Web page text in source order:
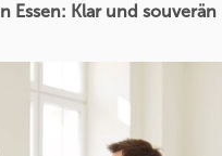
Essen: Klar und souverän